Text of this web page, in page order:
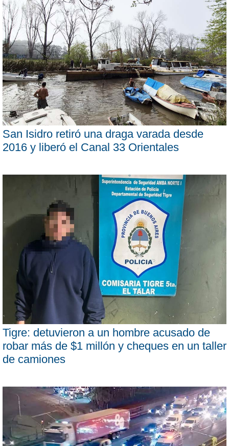
San Isidro retiró una draga varada desde
2016 y liberó el Canal 33 Orientales
Tigre: detuvieron a un hombre acusado de
robar más de $1 millón y cheques en un taller
de camiones